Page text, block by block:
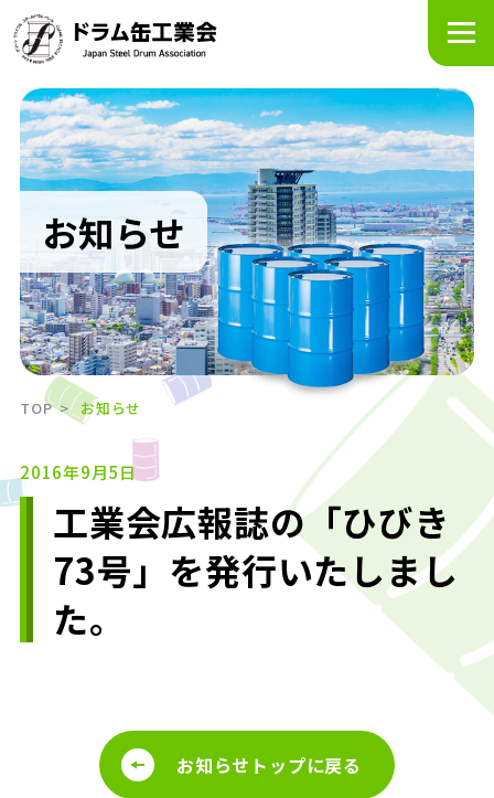
ニ
ュ
ー
を
開
く
お知らせ
TOP お知らせ
2016年9月5日
工業会広報誌の「ひびき
73号」を発行いたしまし
た。
お知らせトップに戻る